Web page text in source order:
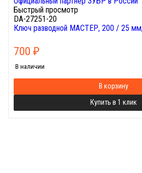
Быстрый просмотр
DA-27251-20
Ключ разводной МАСТЕР, 200 / 25
700 ₽
В наличии
В корзину
Купить в 1 клик